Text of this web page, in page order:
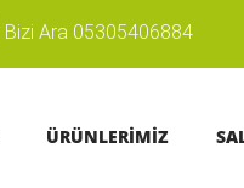
Bizi Ara 05305406884
ÜRÜNLERİMİZ